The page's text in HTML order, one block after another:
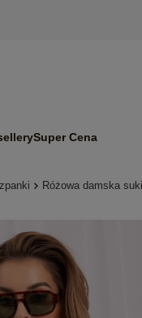
Super Cena
Różowa damska